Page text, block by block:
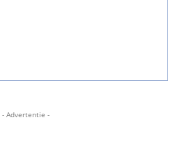
- Advertentie -